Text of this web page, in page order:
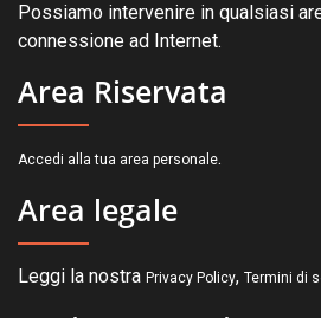
Possiamo intervenire in qualsiasi
connessione ad Internet.
Area Riservata
Accedi alla tua area personale.
Area legale
Leggi la nostra Privacy Policy, Termini di